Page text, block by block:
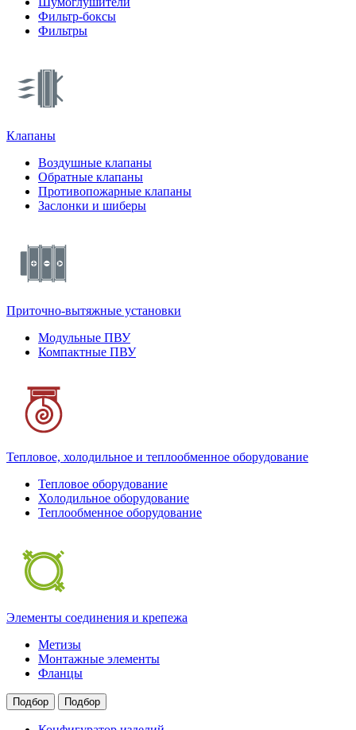
Фильтр-боксы
Фильтры
Клапаны
Воздушные клапаны
Обратные клапаны
Противопожарные клапаны
Заслонки и шиберы
Приточно-вытяжные установки
Модульные ПВУ
Компактные ПВУ
Тепловое, холодильное и теплообменное оборудование
Тепловое оборудование
Холодильное оборудование
Теплообменное оборудование
Элементы соединения и крепежа
Метизы
Монтажные элементы
Фланцы
Подбор Подбор